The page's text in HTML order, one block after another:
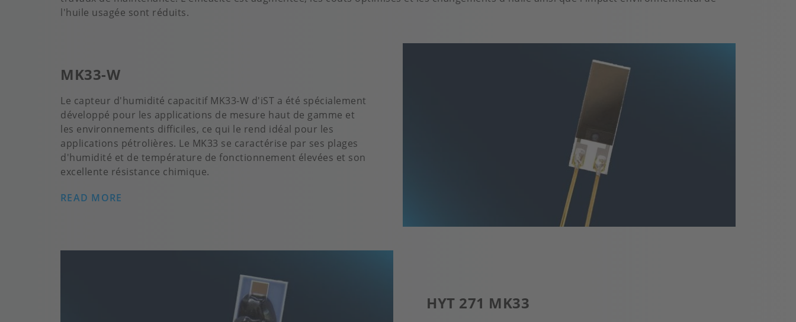
l'huile usagée sont réduits.
MK33-W
Le capteur d'humidité capacitif MK33-W d'iST a été spécialement
développé pour les applications de mesure haut de gamme et
les environnements difficiles, ce qui le rend idéal pour les
applications pétrolières. Le MK33 se caractérise par ses plages
d'humidité et de température de fonctionnement élevées et son
excellente résistance chimique.
READ MORE
HYT 271 MK33